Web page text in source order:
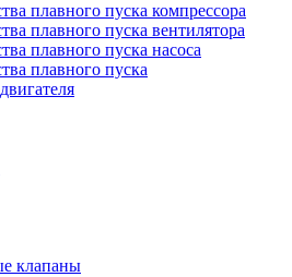
плавного пуска компрессора
плавного пуска вентилятора
плавного пуска насоса
плавного пуска
клапаны